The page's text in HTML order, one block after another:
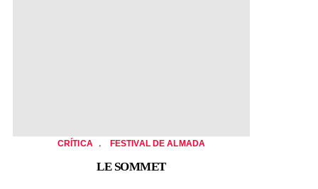
CRÍTICA FESTIVAL DE ALMADA
LE SOMMET